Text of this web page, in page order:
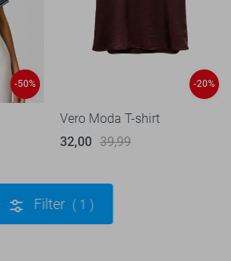
-50% -20%
Vero Moda T-shirt
32,00 39,99
Filter 1